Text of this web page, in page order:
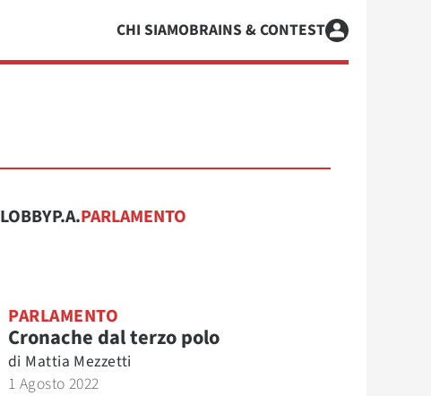
CHI SIAMOBRAINS & CONTEST
LOBBYP.A.PARLAMENTO
PARLAMENTO
Cronache dal terzo polo
di Mattia Mezzetti
1 Agosto 2022